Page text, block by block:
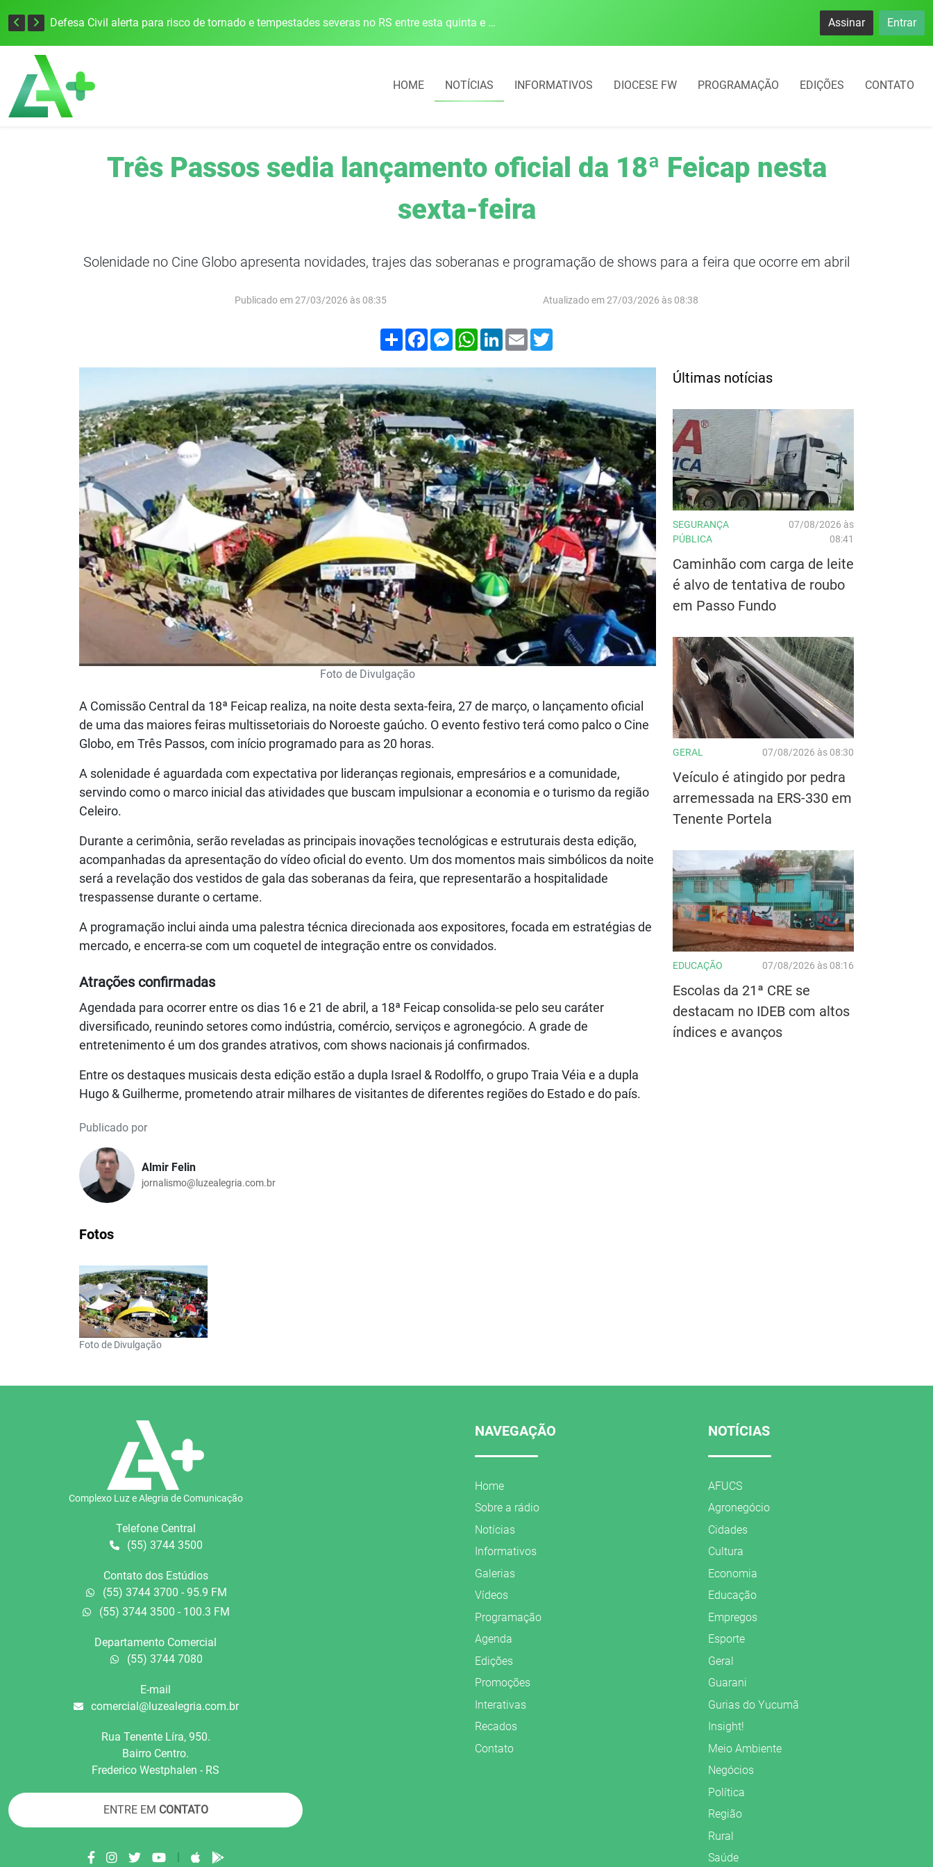
Defesa Civil alerta para risco de tornado e tempestades severas no RS entre esta quinta e sexta-feira Assinar Entrar
HOME NOTÍCIAS INFORMATIVOS DIOCESE FW PROGRAMAÇÃO EDIÇÕES CONTATO
Três Passos sedia lançamento oficial da 18ª Feicap nesta
sexta-feira
Solenidade no Cine Globo apresenta novidades, trajes das soberanas e programação de shows para a feira que ocorre em abril
Publicado em 27/03/2026 às 08:35 Atualizado em 27/03/2026 às 08:38
Compartilhar
FacebookMessenger
WhatsApp
LinkedIn
Email
Foto de Divulgação
A Comissão Central da 18ª Feicap realiza, na noite desta sexta-feira, 27 de março, o lançamento oficial
de uma das maiores feiras multissetoriais do Noroeste gaúcho. O evento festivo terá como palco o Cine
Globo, em Três Passos, com início programado para as 20 horas.
A solenidade é aguardada com expectativa por lideranças regionais, empresários e a comunidade,
servindo como o marco inicial das atividades que buscam impulsionar a economia e o turismo da região
Celeiro.
Durante a cerimônia, serão reveladas as principais inovações tecnológicas e estruturais desta edição,
acompanhadas da apresentação do vídeo oficial do evento. Um dos momentos mais simbólicos da noite
será a revelação dos vestidos de gala das soberanas da feira, que representarão a hospitalidade
trespassense durante o certame.
A programação inclui ainda uma palestra técnica direcionada aos expositores, focada em estratégias de
mercado, e encerra-se com um coquetel de integração entre os convidados.
Atrações confirmadas
Agendada para ocorrer entre os dias 16 e 21 de abril, a 18ª Feicap consolida-se pelo seu caráter
diversificado, reunindo setores como indústria, comércio, serviços e agronegócio. A grade de
entretenimento é um dos grandes atrativos, com shows nacionais já confirmados.
Entre os destaques musicais desta edição estão a dupla Israel & Rodolffo, o grupo Traia Véia e a dupla
Hugo & Guilherme, prometendo atrair milhares de visitantes de diferentes regiões do Estado e do país.
Publicado por
Almir Felin
jornalismo@luzealegria.com.br
Fotos
Foto de Divulgação
Últimas notícias
SEGURANÇA
PÚBLICA
07/08/2026 às
08:41
Caminhão com carga de leite
é alvo de tentativa de roubo
em Passo Fundo
GERAL 07/08/2026 às 08:30
Veículo é atingido por pedra
arremessada na ERS-330 em
Tenente Portela
EDUCAÇÃO 07/08/2026 às 08:16
Escolas da 21ª CRE se
destacam no IDEB com altos
índices e avanços
Complexo Luz e Alegria de Comunicação
Telefone Central
(55) 3744 3500
Contato dos Estúdios
(55) 3744 3700 - 95.9 FM
(55) 3744 3500 - 100.3 FM
Departamento Comercial
(55) 3744 7080
E-mail
comercial@luzealegria.com.br
Rua Tenente Líra, 950.
Bairro Centro.
Frederico Westphalen - RS
ENTRE EM CONTATO
NAVEGAÇÃO
Home
Sobre a rádio
Notícias
Informativos
Galerias
Vídeos
Programação
Agenda
Edições
Promoções
Interativas
Recados
Contato
NOTÍCIAS
AFUCS
Agronegócio
Cidades
Cultura
Economia
Educação
Empregos
Esporte
Geral
Guarani
Gurias do Yucumã
Insight!
Meio Ambiente
Negócios
Política
Região
Rural
Saúde